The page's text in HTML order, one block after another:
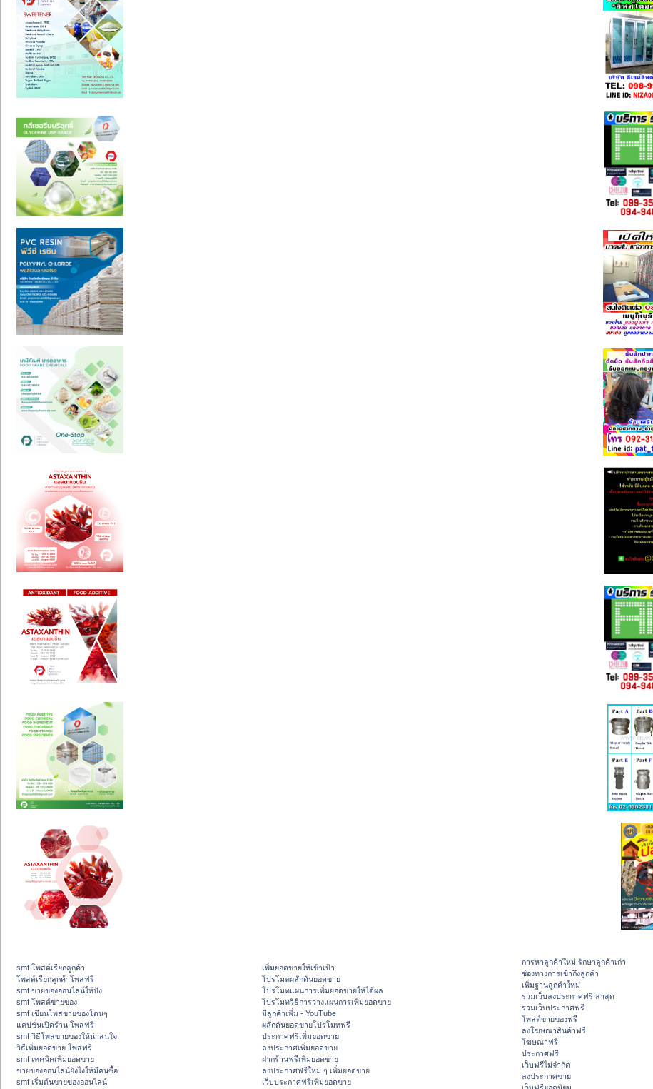
smf โพสต์เรียกลูกค้า
โพสต์เรียกลูกค้าโพสฟรี
smf ขายของออนไลน์ให้ปัง
smf โพสต์ขายของ
smf เขียนโพสขายของโดนๆ
แคปชั่นเปิดร้าน โพสฟรี
smf วิธีโพสขายของให้น่าสนใจ
วิธีเพิ่มยอดขาย โพสฟรี
smf เทคนิคเพิ่มยอดขาย
ขายของออนไลน์ยังไงให้มีคนซื้อ
smf เริ่มต้นขายของออนไลน์
เพิ่มยอดขายให้เข้าเป้า
โปรโมทผลักดันยอดขาย
โปรโมทแผนการเพิ่มยอดขายให้ได้ผล
โปรโมทวิธีการวางแผนการเพิ่มยอดขาย
มีลูกค้าเพิ่ม - YouTube
ผลักดันยอดขายโปรโมทฟรี
ประกาศฟรีเพิ่มยอดขาย
ลงประกาศเพิ่มยอดขาย
ฝากร้านฟรีเพิ่มยอดขาย
ลงประกาศฟรีใหม่ ๆ เพิ่มยอดขาย
เว็บประกาศฟรีเพิ่มยอดขาย
การหาลูกค้าใหม่ รักษาลูกค้าเก่า
ช่องทางการเข้าถึงลูกค้า
เพิ่มฐานลูกค้าใหม่
รวมเว็บลงประกาศฟรี ล่าสุด
รวมเว็บประกาศฟรี
โพสต์ขายของฟรี
ลงโฆษณาสินค้าฟรี
โฆษณาฟรี
ประกาศฟรี
เว็บฟรีไม่จำกัด
ลงประกาศขาย